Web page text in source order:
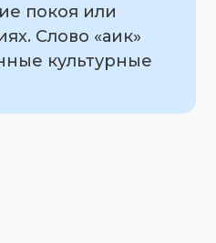
покоя или
Слово «аик»
культурные